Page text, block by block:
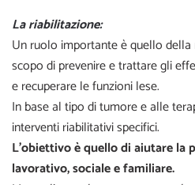
La riabilitazione:
Un ruolo importante è quello
scopo di prevenire e trattare gli
e recuperare le funzioni lese.
In base al tipo di tumore e alle
interventi riabilitativi specifici.
L’obiettivo è quello di aiutare la
lavorativo, sociale e familiare.